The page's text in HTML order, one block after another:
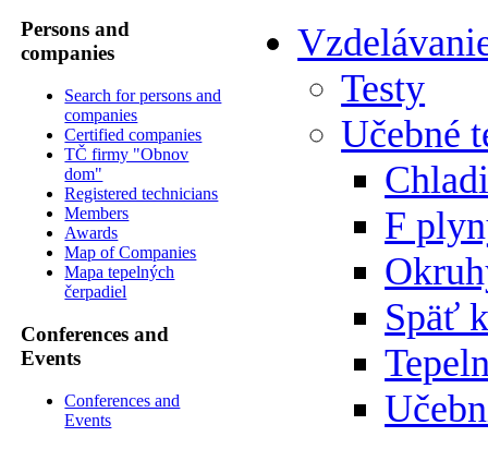
Persons and
companies
Search for persons and
companies
Certified companies
TČ firmy "Obnov
dom"
Registered technicians
Members
Awards
Map of Companies
Mapa tepelných
čerpadiel
Conferences and
Events
Conferences and
Events
Testy
Učebné
F
Späť